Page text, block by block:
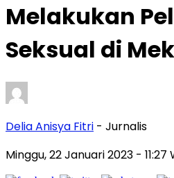
Melakukan
Seksual di
Delia Anisya Fitri - Jurnalis
Minggu, 22 Januari 2023 - 11:27